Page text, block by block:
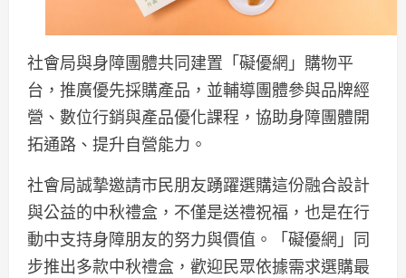
社會局與身障團體共同建置「礙優網」購物平
台，推廣優先採購產品，並輔導團體參與品牌經
營、數位行銷與產品優化課程，協助身障團體開
拓通路、提升自營能力。
社會局誠摯邀請市民朋友踴躍選購這份融合設計
與公益的中秋禮盒，不僅是送禮祝福，也是在行
動中支持身障朋友的努力與價值。「礙優網」同
步推出多款中秋禮盒，歡迎民眾依據需求選購最